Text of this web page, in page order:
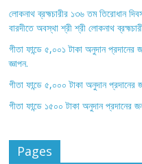
লোকনাথ ব্রহ্মচারীর ১৩৬ তম তিরোধান
বারদীতে অবস্থা শ্রী শ্রী লোকনাথ
গীতা ফান্ডে ৫,০০১ টাকা অনুদান
জ্ঞাপন.
গীতা ফান্ডে ৫,০০০ টাকা অনুদান
গীতা ফান্ডে ১৫০০ টাকা অনুদান প্রদানের
Pages